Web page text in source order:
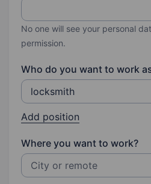
No one will see your personal
permission.
Who do you want to work
Add position
Where you want to work?